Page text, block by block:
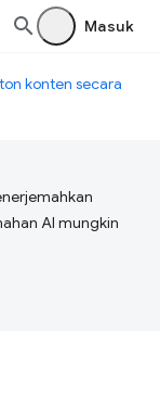
Masuk
konten secara
AI mungkin